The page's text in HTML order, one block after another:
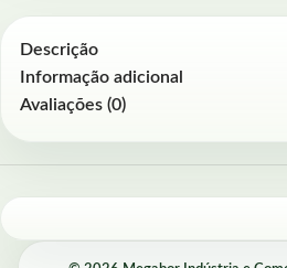
Descrição
Informação adicional
Avaliações (0)